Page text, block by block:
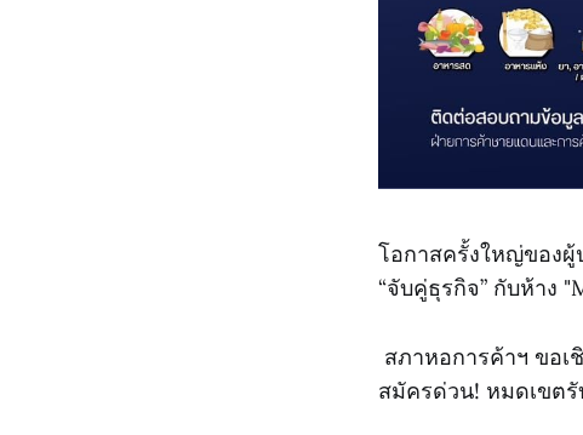
โอกาสครั้งใหญ่ของผู้
“จับคู่ธุรกิจ” กับห้าง
สภาหอการค้าฯ ขอเ
สมัครด่วน! หมดเขตรั